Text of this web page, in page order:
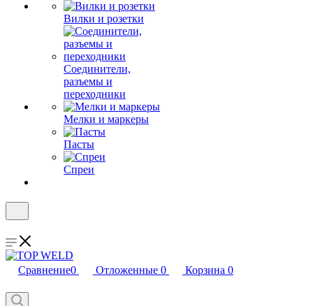
Вилки и розетки
Соединители,
разъемы и
переходники
Мелки и маркеры
Пасты
Спреи
Сравнение0 Отложенные 0 Корзина 0